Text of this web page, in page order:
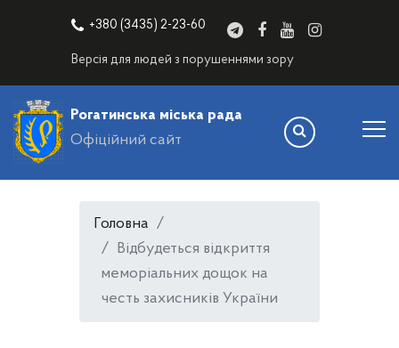
+380 (3435) 2-23-60
Версія для людей з порушеннями зору
Рогатинська міська рада
Офіційний сайт
Головна
Відбудеться відкриття
меморіальних дощок на
честь захисників України